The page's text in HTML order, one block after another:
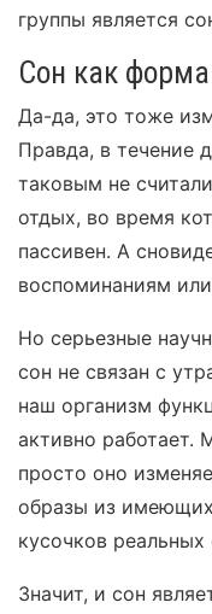
группы является
Сон как
Да-да, это тоже
Правда, в течение
таковым не
отдых, во время
пассивен. А
воспоминаниям
Но серьезные
сон не связан с
наш организм
активно работает.
просто оно
образы из
кусочков
Значит, и сон